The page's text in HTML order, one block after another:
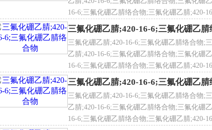
16-6;三氟化硼乙腈络合物;三氟化硼乙腈;420-
化硼乙腈络合物;三氟化硼乙腈;420-16-6;三氟
三氟化硼乙腈;420-16-6;三氟化硼乙腈
三氟化硼乙腈;420-16-6;三氟化硼乙腈络合物;
乙腈;420-16-6;三氟化硼乙腈络合物;三氟化硼
16-6;三氟化硼乙腈络合物;三氟化硼乙腈;420-
化硼乙腈络合物;三氟化硼乙腈;420-16-6;三氟
三氟化硼乙腈;420-16-6;三氟化硼乙腈
三氟化硼乙腈;420-16-6;三氟化硼乙腈络合物;
乙腈;420-16-6;三氟化硼乙腈络合物;三氟化硼
16-6;三氟化硼乙腈络合物;三氟化硼乙腈;420-